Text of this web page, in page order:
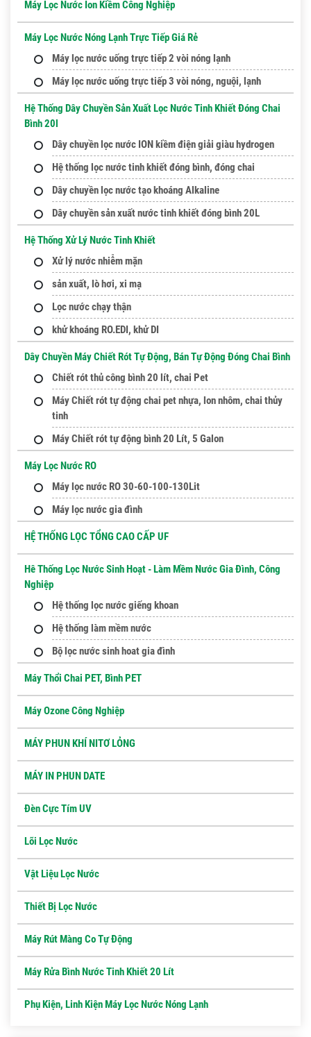
Máy Lọc Nước Ion Kiềm Công Nghiệp
Máy Lọc Nước Nóng Lạnh Trực Tiếp Giá Rẻ
Máy lọc nước uống trực tiếp 2 vòi nóng lạnh
Máy lọc nước uống trực tiếp 3 vòi nóng, nguội, lạnh
Hệ Thống Dây Chuyền Sản Xuất Lọc Nước Tinh Khiết Đóng Chai
Bình 20l
Dây chuyền lọc nước ION kiềm điện giải giàu hydrogen
Hệ thống lọc nước tinh khiết đóng bình, đóng chai
Dây chuyền lọc nước tạo khoáng Alkaline
Dây chuyền sản xuất nước tinh khiết đóng bình 20L
Hệ Thống Xử Lý Nước Tinh Khiết
Xử lý nước nhiễm mặn
sản xuất, lò hơi, xi mạ
Lọc nước chạy thận
khử khoáng RO.EDI, khử DI
Dây Chuyền Máy Chiết Rót Tự Động, Bán Tự Động Đóng Chai Bình
Chiết rót thủ công bình 20 lít, chai Pet
Máy Chiết rót tự động chai pet nhựa, lon nhôm, chai thủy
tinh
Máy Chiết rót tự động bình 20 Lít, 5 Galon
Máy Lọc Nước RO
Máy lọc nước RO 30-60-100-130Lit
Máy lọc nước gia đình
HỆ THỐNG LỌC TỔNG CAO CẤP UF
Hê Thống Lọc Nước Sinh Hoạt - Làm Mềm Nước Gia Đình, Công
Nghiệp
Hệ thống lọc nước giếng khoan
Hệ thống làm mềm nước
Bộ lọc nước sinh hoat gia đình
Máy Thổi Chai PET, Bình PET
Máy Ozone Công Nghiệp
MÁY PHUN KHÍ NITƠ LỎNG
MÁY IN PHUN DATE
Đèn Cực Tím UV
Lõi Lọc Nước
Vật Liệu Lọc Nước
Thiết Bị Lọc Nước
Máy Rút Màng Co Tự Động
Máy Rửa Bình Nước Tinh Khiết 20 Lít
Phụ Kiện, Linh Kiện Máy Lọc Nước Nóng Lạnh